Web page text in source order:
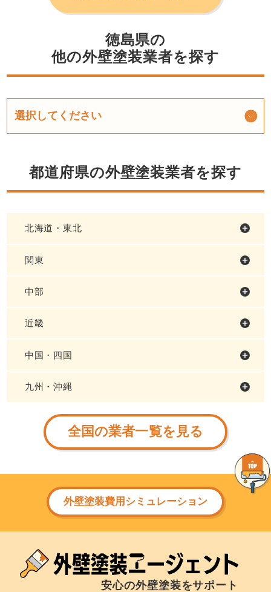
徳島県の
他の外壁塗装業者を探す
都道府県の外壁塗装業者を探す
北海道・東北
関東
中部
近畿
中国・四国
九州・沖縄
全国の業者一覧を見る
外壁塗装費用シミュレーション
安心の外壁塗装をサポート